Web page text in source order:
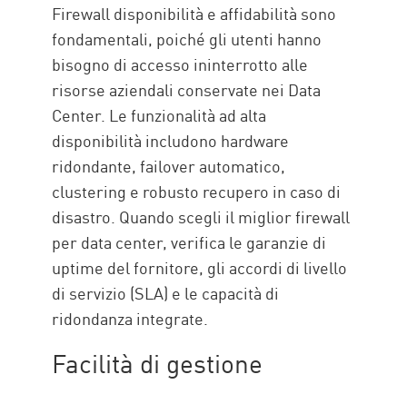
Firewall disponibilità e affidabilità sono
fondamentali, poiché gli utenti hanno
bisogno di accesso ininterrotto alle
risorse aziendali conservate nei Data
Center. Le funzionalità ad alta
disponibilità includono hardware
ridondante, failover automatico,
clustering e robusto recupero in caso di
disastro. Quando scegli il miglior firewall
per data center, verifica le garanzie di
uptime del fornitore, gli accordi di livello
di servizio (SLA) e le capacità di
ridondanza integrate.
Facilità di gestione